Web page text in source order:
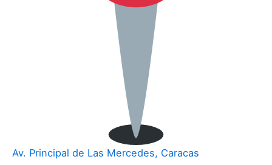
Av. Principal de Las Mercedes, Caracas